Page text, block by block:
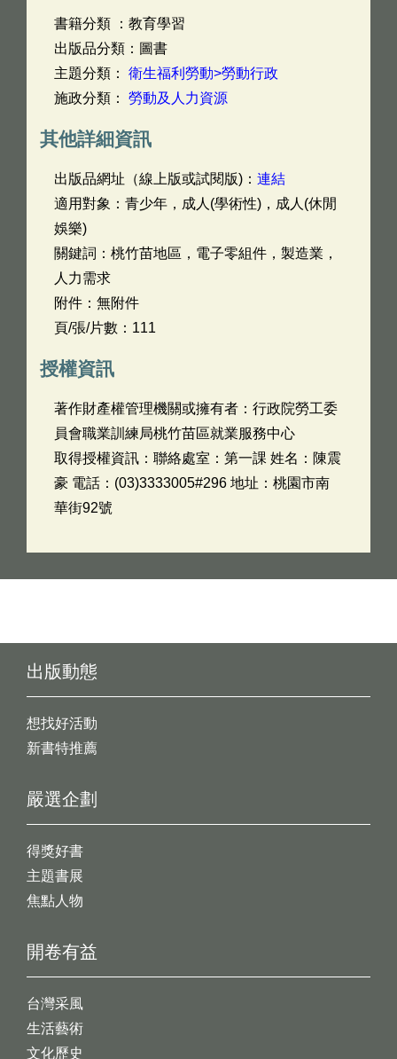
書籍分類 ：教育學習
出版品分類：圖書
主題分類： 衛生福利勞動>勞動行政
施政分類： 勞動及人力資源
其他詳細資訊
出版品網址（線上版或試閱版)： 連結
適用對象：青少年，成人(學術性)，成人(休閒
娛樂)
關鍵詞：桃竹苗地區，電子零組件，製造業，
人力需求
附件：無附件
頁/張/片數：111
授權資訊
著作財產權管理機關或擁有者：行政院勞工委
員會職業訓練局桃竹苗區就業服務中心
取得授權資訊：聯絡處室：第一課 姓名：陳震
豪 電話：(03)3333005#296 地址：桃園市南
華街92號
出版動態
想找好活動
新書特推薦
開卷有益
台灣采風
生活藝術
文化歷史
嚴選企劃
得獎好書
主題書展
焦點人物